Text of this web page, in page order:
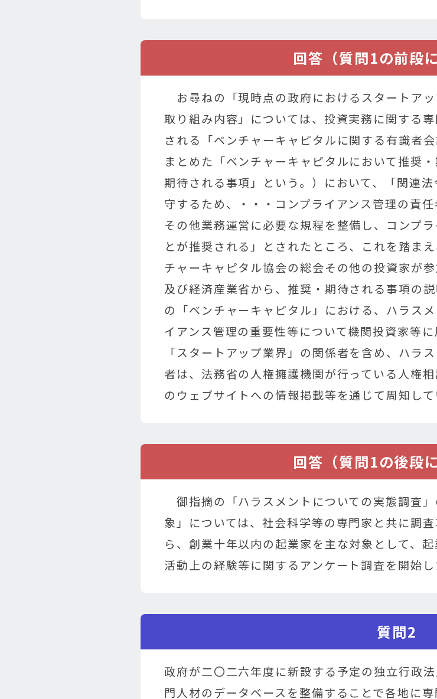
回答（質問1の前段
お尋ねの「現時点の政府におけるスタートア
取り組み内容」については、投資実務に関する
される「ベンチャーキャピタルに関する有識者
まとめた「ベンチャーキャピタルにおいて推奨
期待される事項」という。）において、「関連
守するため、・・・コンプライアンス管理の責
その他業務運営に必要な規程を整備し、コンプ
とが推奨される」とされたところ、これを踏ま
チャーキャピタル協会の総会その他の投資家が
及び経済産業省から、推奨・期待される事項の
の「ベンチャーキャピタル」における、ハラス
イアンス管理の重要性等について機関投資家等
「スタートアップ業界」の関係者を含め、ハラ
者は、法務省の人権擁護機関が行っている人権
のウェブサイトへの情報掲載等を通じて周知して
回答（質問1の後段
御指摘の「ハラスメントについての実態調査
象」については、社会科学等の専門家と共に調
ら、創業十年以内の起業家を主な対象として、
活動上の経験等に関するアンケート調査を開始し
質問2
政府が二〇二六年度に新設する予定の独立行政
門人材のデータベースを整備することで各地に